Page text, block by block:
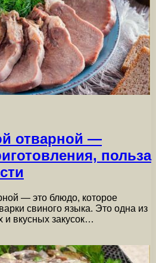
отварной —
польза
— это блюдо, которое
свиного языка. Это одна из
вкусных закусок…